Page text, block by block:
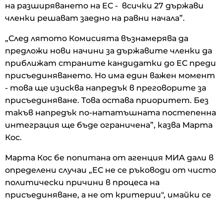
на разширяването на ЕС - всички 27 държави
членки решават заедно на равни начала”.
„След лятото Комисията възнамерява да
предложи нови начини за държавите членки да
приближат страните кандидатки до ЕС преди
присъединяването. Но има един важен момент
- това ще изисква напредък в преговорите за
присъединяване. Това остава приоритет. Без
такъв напредък по-нататъшната постепенна
интеграция ще бъде ограничена”, казва Марта
Кос.
Марта Кос бе попитана от агенция МИА дали в
определени случаи „ЕС не се ръководи от чисто
политически причини в процеса на
присъединяване, а не от критерии", имайки се